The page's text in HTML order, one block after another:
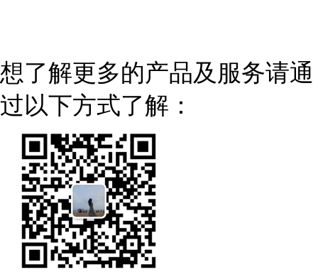
想了解更多的产品及服务请通
过以下方式了解：